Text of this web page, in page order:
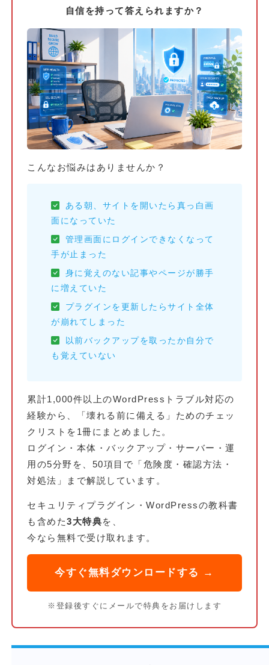
自信を持って答えられますか？
こんなお悩みはありませんか？
ある朝、サイトを開いたら真っ白画
面になっていた
管理画面にログインできなくなって
手が止まった
身に覚えのない記事やページが勝手
に増えていた
プラグインを更新したらサイト全体
が崩れてしまった
以前バックアップを取ったか自分で
も覚えていない
累計1,000件以上のWordPressトラブル対応の
経験から、「壊れる前に備える」ためのチェッ
クリストを1冊にまとめました。
ログイン・本体・バックアップ・サーバー・運
用の5分野を、50項目で「危険度・確認方法・
対処法」まで解説しています。
セキュリティプラグイン・WordPressの教科書
も含めた3大特典を、
今なら無料で受け取れます。
今すぐ無料ダウンロードする →
※登録後すぐにメールで特典をお届けします